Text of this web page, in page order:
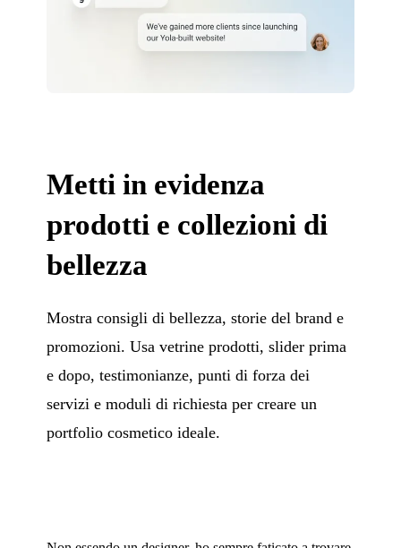
Metti in evidenza
prodotti e collezioni di
bellezza
Mostra consigli di bellezza, storie del brand e
promozioni. Usa vetrine prodotti, slider prima
e dopo, testimonianze, punti di forza dei
servizi e moduli di richiesta per creare un
portfolio cosmetico ideale.